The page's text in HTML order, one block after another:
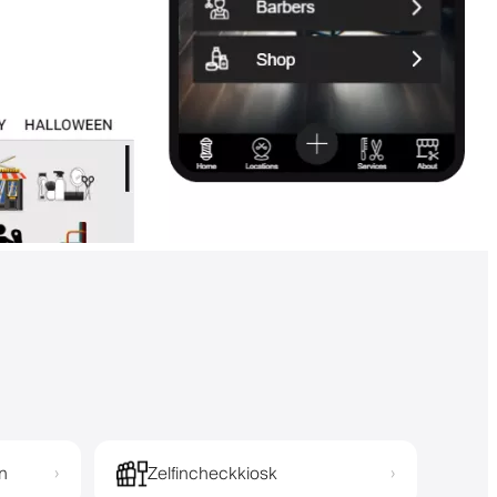
› Zelfincheckkiosk ›